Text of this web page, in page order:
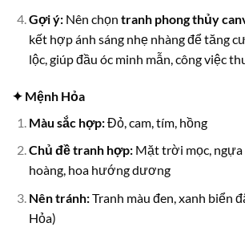
Gợi ý:Nên chọn tranh phong thủy
kết hợp ánh sáng nhẹ nhàng để tăng
lộc, giúp đầu óc minh mẫn, công việc
✦ Mệnh Hỏa
Màu sắc hợp:Đỏ, cam, tím, hồng
Chủ đề tranh hợp:Mặt trời mọc, ngựa
hoàng, hoa hướng dương
Nên tránh:Tranh màu đen, xanh biển
Hỏa)